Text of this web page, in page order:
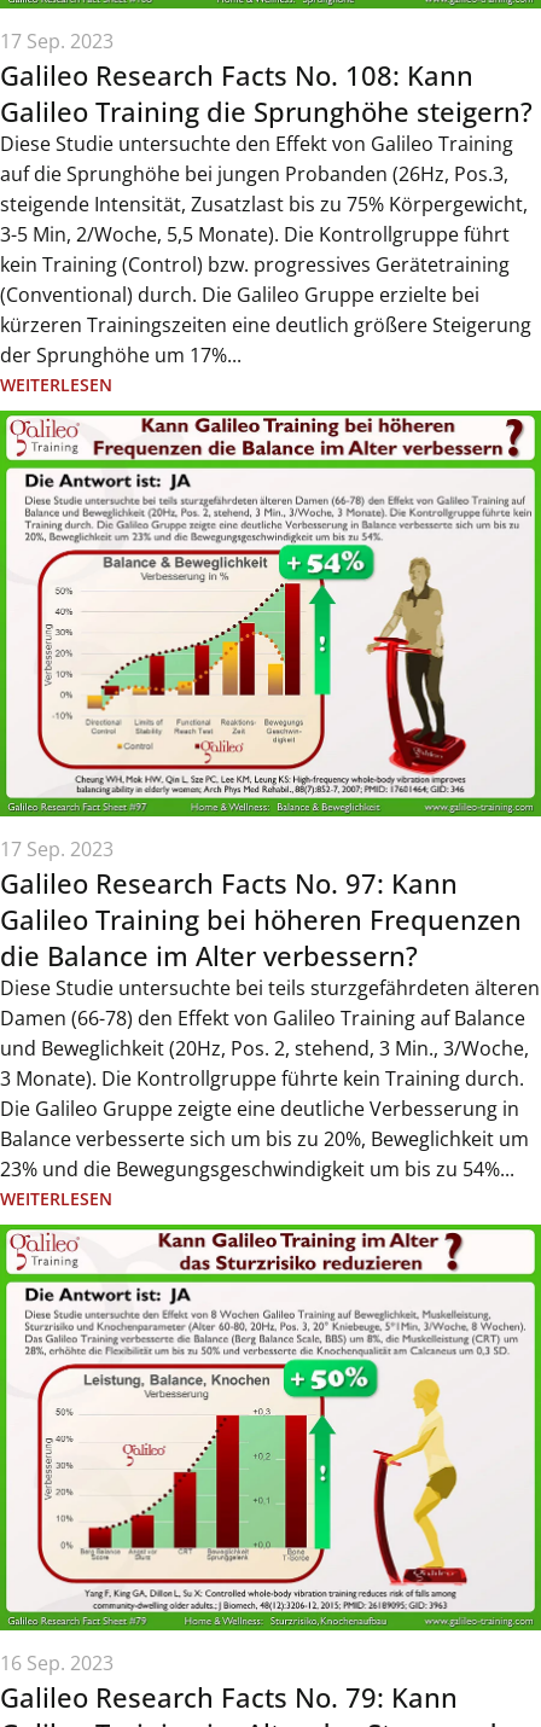
17 Sep. 2023
Galileo Research Facts No. 108: Kann
Galileo Training die Sprunghöhe steigern?
Diese Studie untersuchte den Effekt von Galileo Training
auf die Sprunghöhe bei jungen Probanden (26Hz, Pos.3,
steigende Intensität, Zusatzlast bis zu 75% Körpergewicht,
3-5 Min, 2/Woche, 5,5 Monate). Die Kontrollgruppe führt
kein Training (Control) bzw. progressives Gerätetraining
(Conventional) durch. Die Galileo Gruppe erzielte bei
kürzeren Trainingszeiten eine deutlich größere Steigerung
der Sprunghöhe um 17%...
WEITERLESEN
17 Sep. 2023
Galileo Research Facts No. 97: Kann
Galileo Training bei höheren Frequenzen
die Balance im Alter verbessern?
Diese Studie untersuchte bei teils sturzgefährdeten älteren
Damen (66-78) den Effekt von Galileo Training auf Balance
und Beweglichkeit (20Hz, Pos. 2, stehend, 3 Min., 3/Woche,
3 Monate). Die Kontrollgruppe führte kein Training durch.
Die Galileo Gruppe zeigte eine deutliche Verbesserung in
Balance verbesserte sich um bis zu 20%, Beweglichkeit um
23% und die Bewegungsgeschwindigkeit um bis zu 54%...
WEITERLESEN
16 Sep. 2023
Galileo Research Facts No. 79: Kann